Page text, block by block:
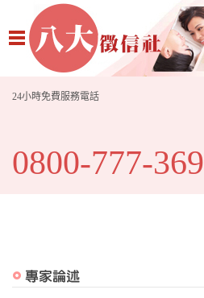
24小時免費服務電話
0800-777-369